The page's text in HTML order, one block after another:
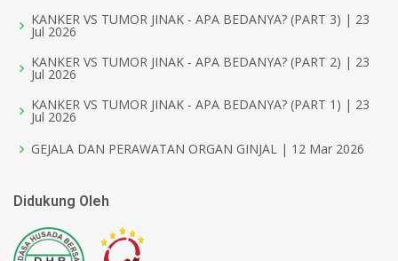
KANKER VS TUMOR JINAK - APA BEDANYA? (PART 3) | 23
Jul 2026
KANKER VS TUMOR JINAK - APA BEDANYA? (PART 2) | 23
Jul 2026
KANKER VS TUMOR JINAK - APA BEDANYA? (PART 1) | 23
Jul 2026
GEJALA DAN PERAWATAN ORGAN GINJAL | 12 Mar 2026
Didukung Oleh